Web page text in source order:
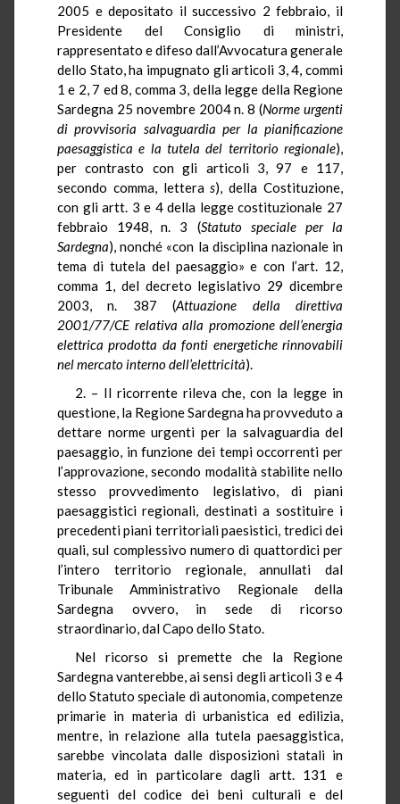
2005 e depositato il successivo 2 febbraio, il
Presidente del Consiglio di ministri,
rappresentato e difeso dall’Avvocatura generale
dello Stato, ha impugnato gli articoli 3, 4, commi
1 e 2, 7 ed 8, comma 3, della legge della Regione
Sardegna 25 novembre 2004 n. 8 (Norme urgenti
di provvisoria salvaguardia per la pianificazione
paesaggistica e la tutela del territorio regionale),
per contrasto con gli articoli 3, 97 e 117,
secondo comma, letteras), della Costituzione,
con gli artt. 3 e 4 della legge costituzionale 27
febbraio 1948, n. 3 (Statuto speciale per la
Sardegna), nonché «con la disciplina nazionale in
tema di tutela del paesaggio» e con l’art. 12,
comma 1, del decreto legislativo 29 dicembre
2003, n. 387 (Attuazione delladirettiva
2001/77/CErelativa alla promozione dell’energia
elettrica prodotta da fonti energetiche rinnovabili
nel mercato interno dell’elettricità).
2. – Il ricorrente rileva che, con la legge in
questione, la Regione Sardegna ha provveduto a
dettare norme urgenti per la salvaguardia del
paesaggio, in funzione dei tempi occorrenti per
l’approvazione, secondo modalità stabilite nello
stesso provvedimento legislativo, di piani
paesaggistici regionali, destinati a sostituire i
precedenti piani territoriali paesistici, tredici dei
quali, sul complessivo numero di quattordici per
l’intero territorio regionale, annullati dal
Tribunale Amministrativo Regionale della
Sardegna ovvero, in sede di ricorso
straordinario, dal Capo dello Stato.
Nel ricorso si premette che la Regione
Sardegna vanterebbe, ai sensi degli articoli 3 e 4
dello Statuto speciale di autonomia, competenze
primarie in materia di urbanistica ed edilizia,
mentre, in relazione alla tutela paesaggistica,
sarebbe vincolata dalle disposizioni statali in
materia, ed in particolare dagli artt. 131 e
seguenti del codice dei beni culturali e del